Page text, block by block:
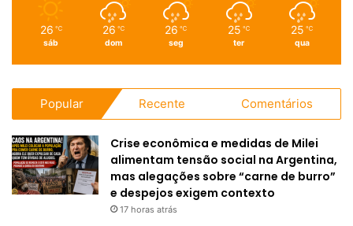
26 ℃
sáb
26 ℃
dom
26 ℃
seg
25 ℃
ter
25 ℃
qua
Popular Recente Comentários
Crise econômica e medidas de Milei
alimentam tensão social na Argentina,
mas alegações sobre “carne de burro”
e despejos exigem contexto
17 horas atrás